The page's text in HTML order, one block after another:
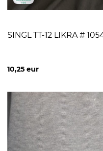
SINGL TT-12 LIKRA #
10,25 eur